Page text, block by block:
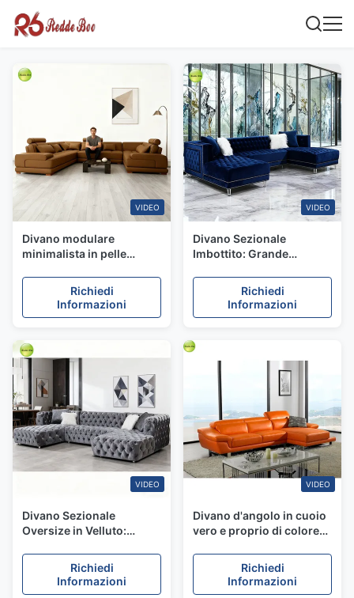
VIDEO
Divano modulare
minimalista in pelle
costruzione premium –
Trasformazione Modern
Art Hub
Richiedi
Informazioni
VIDEO
Divano Sezionale
Imbottito: Grande
Artistica – Trasforma la
Casa in un Rifugio di
Design Sofisticato
Richiedi
Informazioni
VIDEO
Divano Sezionale
Oversize in Velluto:
Imbottito, Accento
Artistico Moderno –
Ideale per Interni
Richiedi
Informazioni
VIDEO
Divano d'angolo in cuoio
vero e proprio di colore
Richiedi
Informazioni